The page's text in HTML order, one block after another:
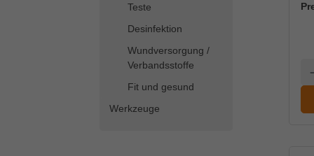
Teste
Desinfektion
Wundversorgung /
Verbandsstoffe
Fit und gesund
Werkzeuge